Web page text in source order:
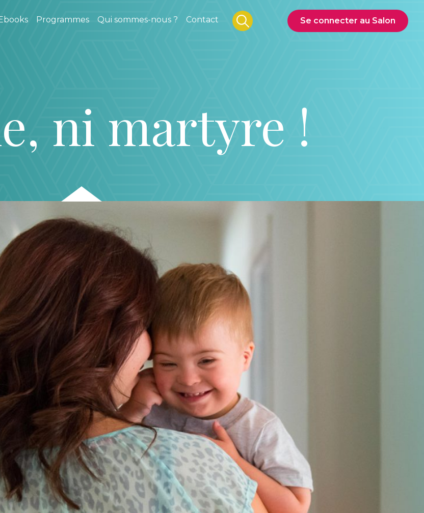
Programmes Qui sommes-nous ? Contact Se connecter au Salon
ni martyre !